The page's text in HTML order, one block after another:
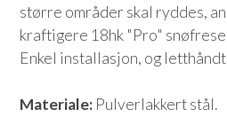
større områder skal ryddes,
kraftigere 18hk "Pro"
Enkel installasjon, og
Materiale: Pulverlakkert stål.